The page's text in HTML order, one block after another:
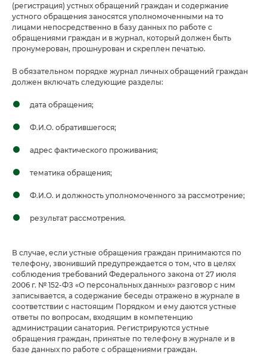
(регистрация) устных обращений граждан и содержание
устного обращения заносятся уполномоченными на то
лицами непосредственно в базу данных по работе с
обращениями граждан и в журнал, который должен быть
пронумерован, прошнурован и скреплен печатью.
В обязательном порядке журнал личных обращений граждан
должен включать следующие разделы:
дата обращения;
Ф.И.О. обратившегося;
адрес фактического проживания;
тематика обращения;
Ф.И.О. и должность уполномоченного за рассмотрение;
результат рассмотрения.
В случае, если устные обращения граждан принимаются по
телефону, звонивший предупреждается о том, что в целях
соблюдения требований Федерального закона от 27 июля
2006 г. № 152-ФЗ «О персональных данных» разговор с ним
записывается, а содержание беседы отражено в журнале в
соответствии с настоящим Порядком и ему даются устные
ответы по вопросам, входящим в компетенцию
администрации санатория. Регистрируются устные
обращения граждан, принятые по телефону в журнале и в
базе данных по работе с обращениями граждан.